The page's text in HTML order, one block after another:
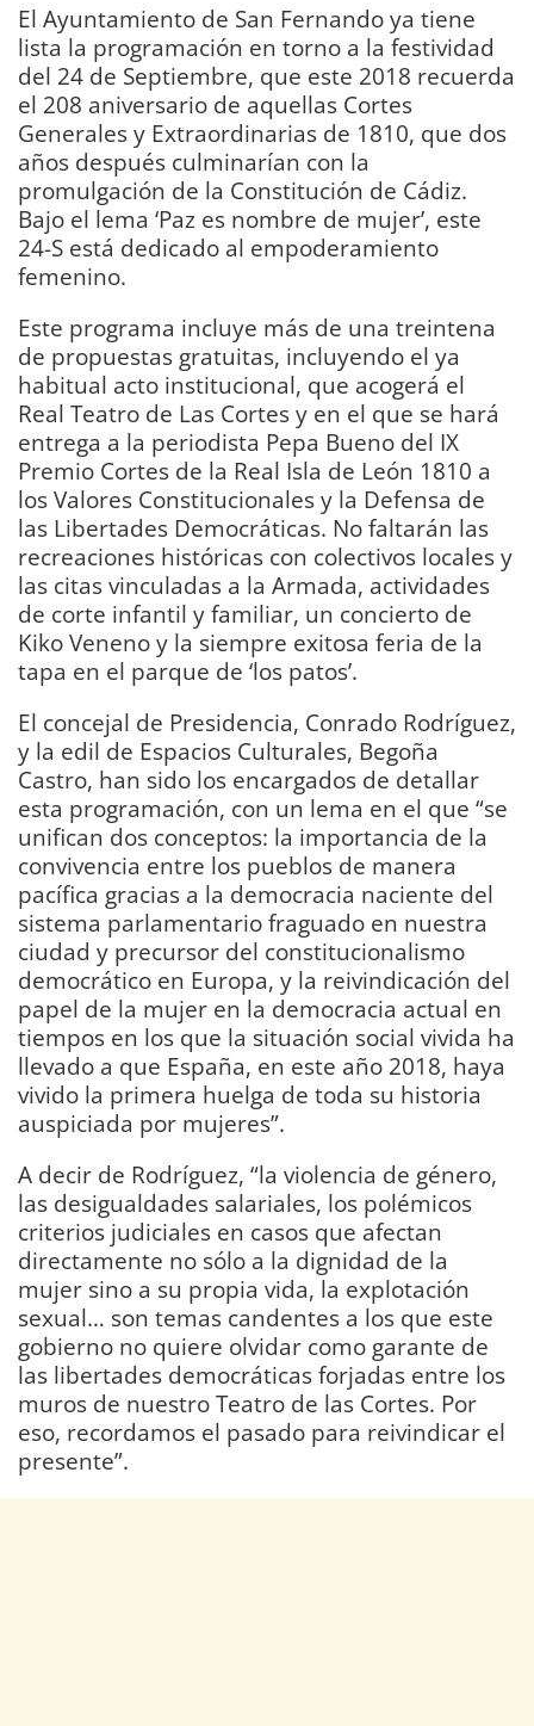
El Ayuntamiento de San Fernando ya tiene
lista la programación en torno a la festividad
del 24 de Septiembre, que este 2018 recuerda
el 208 aniversario de aquellas Cortes
Generales y Extraordinarias de 1810, que dos
años después culminarían con la
promulgación de la Constitución de Cádiz.
Bajo el lema ‘Paz es nombre de mujer’, este
24-S está dedicado al empoderamiento
femenino.
Este programa incluye más de una treintena
de propuestas gratuitas, incluyendo el ya
habitual acto institucional, que acogerá el
Real Teatro de Las Cortes y en el que se hará
entrega a la periodista Pepa Bueno del IX
Premio Cortes de la Real Isla de León 1810 a
los Valores Constitucionales y la Defensa de
las Libertades Democráticas. No faltarán las
recreaciones históricas con colectivos locales y
las citas vinculadas a la Armada, actividades
de corte infantil y familiar, un concierto de
Kiko Veneno y la siempre exitosa feria de la
tapa en el parque de ‘los patos’.
El concejal de Presidencia, Conrado Rodríguez,
y la edil de Espacios Culturales, Begoña
Castro, han sido los encargados de detallar
esta programación, con un lema en el que “se
unifican dos conceptos: la importancia de la
convivencia entre los pueblos de manera
pacífica gracias a la democracia naciente del
sistema parlamentario fraguado en nuestra
ciudad y precursor del constitucionalismo
democrático en Europa, y la reivindicación del
papel de la mujer en la democracia actual en
tiempos en los que la situación social vivida ha
llevado a que España, en este año 2018, haya
vivido la primera huelga de toda su historia
auspiciada por mujeres”.
A decir de Rodríguez, “la violencia de género,
las desigualdades salariales, los polémicos
criterios judiciales en casos que afectan
directamente no sólo a la dignidad de la
mujer sino a su propia vida, la explotación
sexual… son temas candentes a los que este
gobierno no quiere olvidar como garante de
las libertades democráticas forjadas entre los
muros de nuestro Teatro de las Cortes. Por
eso, recordamos el pasado para reivindicar el
presente”.